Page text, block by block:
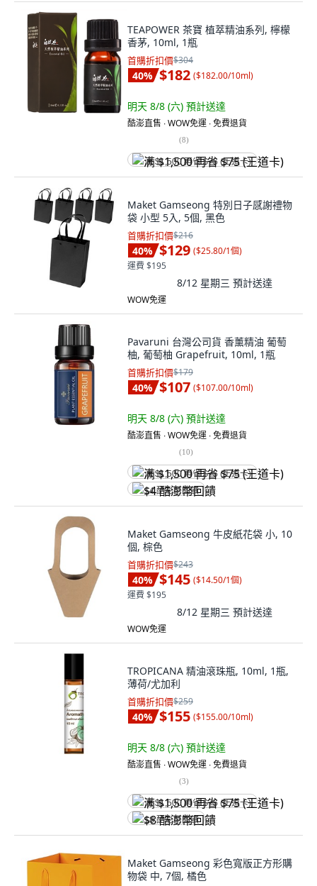
TEAPOWER 茶寶 植萃精油系列, 檸檬
香茅, 10ml, 1瓶
首購折扣價$304
40% $182 ($182.00/10ml)
明天 8/8 (六) 預計送達
酷澎直售 ∙ WOW免運 ∙ 免費退貨
(8)
满 $1,500 再省 $75 (王道卡)
Maket Gamseong 特別日子感謝禮物
袋 小型 5入, 5個, 黑色
首購折扣價$216
40% $129 ($25.80/1個)
運費 $195
8/12 星期三 預計送達
WOW免運
Pavaruni 台灣公司貨 香薰精油 葡萄
柚, 葡萄柚 Grapefruit, 10ml, 1瓶
首購折扣價$179
40% $107 ($107.00/10ml)
明天 8/8 (六) 預計送達
酷澎直售 ∙ WOW免運 ∙ 免費退貨
(10)
满 $1,500 再省 $75 (王道卡)
$4 酷澎幣回饋
Maket Gamseong 牛皮紙花袋 小, 10
個, 棕色
首購折扣價$243
40% $145 ($14.50/1個)
運費 $195
8/12 星期三 預計送達
WOW免運
TROPICANA 精油滾珠瓶, 10ml, 1瓶,
薄荷/尤加利
首購折扣價$259
40% $155 ($155.00/10ml)
明天 8/8 (六) 預計送達
酷澎直售 ∙ WOW免運 ∙ 免費退貨
(3)
满 $1,500 再省 $75 (王道卡)
$8 酷澎幣回饋
Maket Gamseong 彩色寬版正方形購
物袋 中, 7個, 橘色